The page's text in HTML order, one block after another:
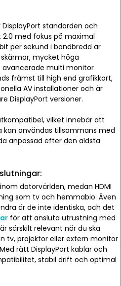
standarden och
2.0 med fokus på maximal
per sekund i bandbredd är
skärmar, mycket höga
avancerade multi monitor
främst till high end grafikkort,
AV installationer och är
DisplayPort versioner.
vilket innebär att
kan användas tillsammans med
anpassad efter den äldsta
datorvärlden, medan HDMI
som tv och hemmabio. Även
är de inte identiska, och det
för att ansluta utrustning med
särskilt relevant när du ska
tv, projektor eller extern monitor
rätt DisplayPort kablar och
stabil drift och optimal